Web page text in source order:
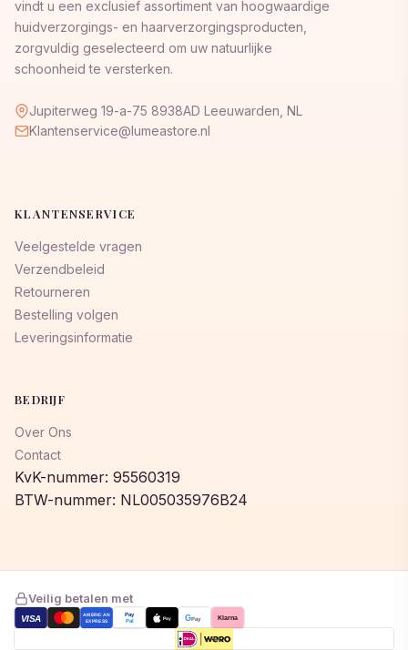
vindt u een exclusief assortiment van hoogwaardige
huidverzorgings- en haarverzorgingsproducten,
zorgvuldig geselecteerd om uw natuurlijke
schoonheid te versterken.
Jupiterweg 19-a-75 8938AD Leeuwarden, NL
Klantenservice@lumeastore.nl
KLANTENSERVICE
Veelgestelde vragen
Verzendbeleid
Retourneren
Bestelling volgen
Leveringsinformatie
BEDRIJF
Over Ons
Contact
KvK-nummer: 95560319
BTW-nummer: NL005035976B24
Veilig betalen met
VISA
AMERICAN
EXPRESS
Pay
Pal Pay GPay Klarna